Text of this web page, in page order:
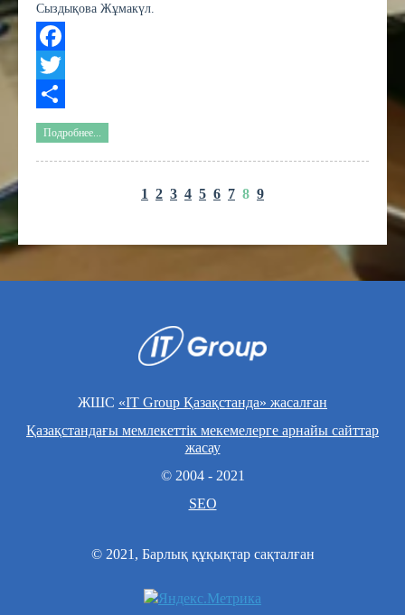
Сыздықова Жұмакүл.
Facebook
Twitter
Share
Подробнее...
1 2 3 4 5 6 7 8 9
ЖШС «IT Group Қазақстанда» жасалған
Қазақстандағы мемлекеттік мекемелерге арнайы сайттар
жасау
© 2004 - 2021
SEO
© 2021, Барлық құқықтар сақталған